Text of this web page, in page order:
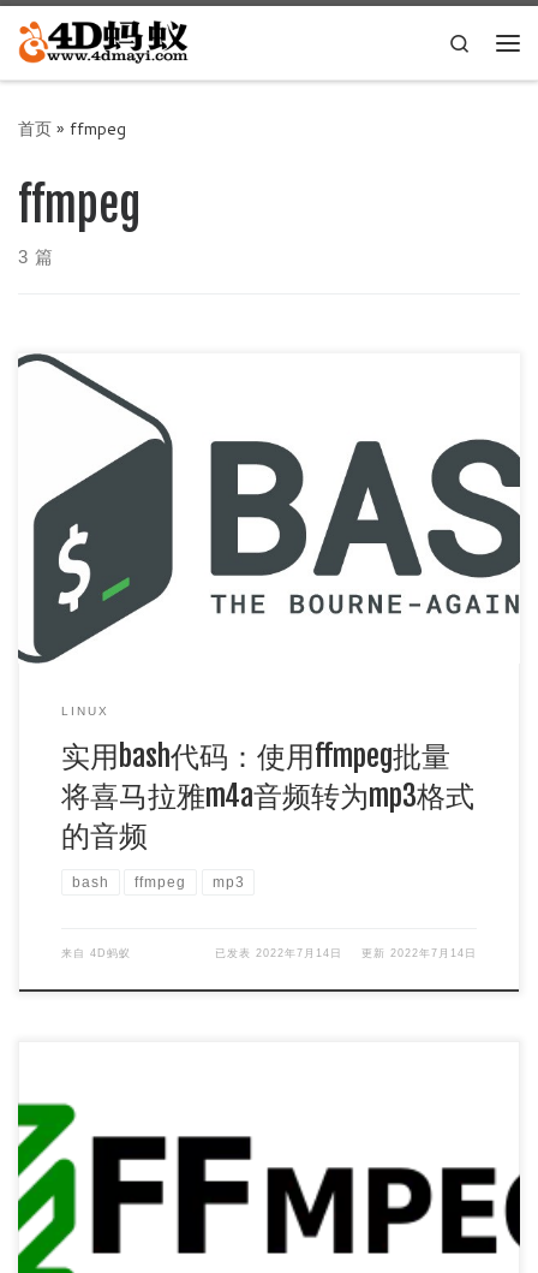
Skip to content
Search
首页» ffmpeg
ffmpeg
3 篇
前言 支持Windows、Linux；Windows下使用Git Bash运行即
可 下面的代码自己二选一 代码 for f in […]
LINUX
实用bash代码：使用ffmpeg批量
将喜马拉雅m4a音频转为mp3格式
的音频
bash ffmpeg mp3
来自 4D蚂蚁 已发表 2022年7月14日 更新 2022年7月14日
Centos 7 安装 ffmpeg 4 最新版 目前ffmpeg的最新版本为
ffmpeg v 4.3.1 方法1 命令： yum […]